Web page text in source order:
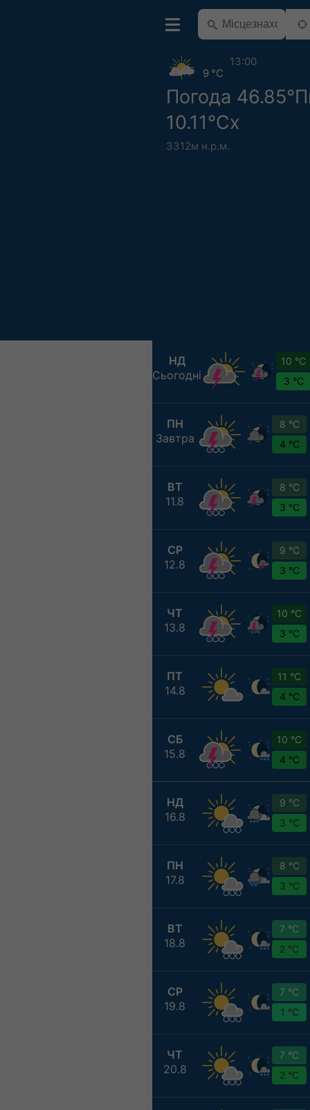
Погода
10.11°Сх
3312м н.р.м.
9 °C
13:00
НД
Сьогодні
10 °C
3 °C
ПН
Завтра
8 °C
4 °C
ВТ
11.8
8 °C
3 °C
СР
12.8
9 °C
3 °C
ЧТ
13.8
10 °C
3 °C
ПТ
14.8
11 °C
4 °C
СБ
15.8
10 °C
4 °C
НД
16.8
9 °C
3 °C
ПН
17.8
8 °C
3 °C
ВТ
18.8
7 °C
2 °C
СР
19.8
7 °C
1 °C
ЧТ
20.8
7 °C
2 °C